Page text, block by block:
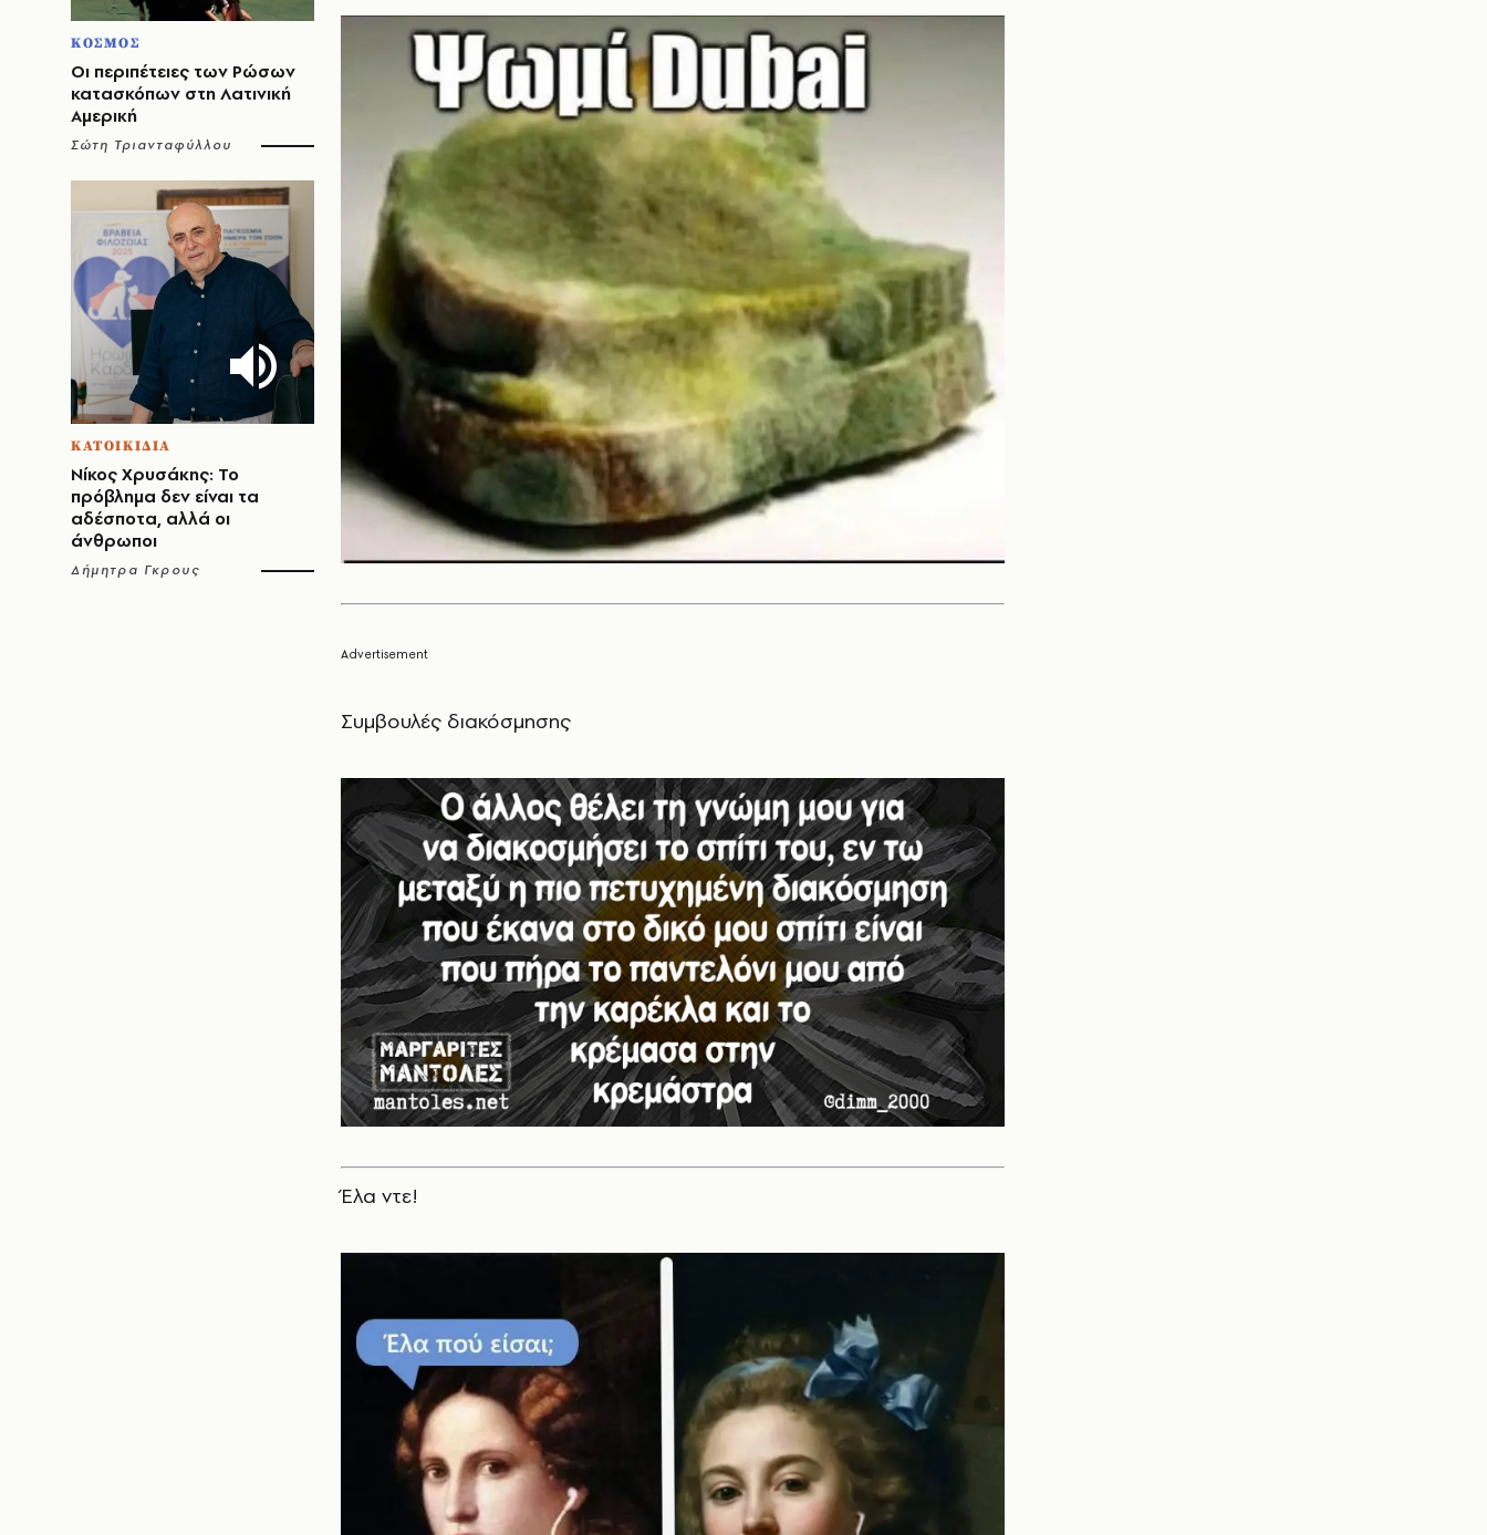
ΚΟΣΜΟΣ
Οι περιπέτειες των Ρώσων
κατασκόπων στη Λατινική
Αμερική
Σώτη Τριανταφύλλου
ΚΑΤΟΙΚΙΔΙΑ
Νίκος Χρυσάκης: Το
πρόβλημα δεν είναι τα
αδέσποτα, αλλά οι
άνθρωποι
Δήμητρα Γκρους
Συμβουλές διακόσμησης
Έλα ντε!